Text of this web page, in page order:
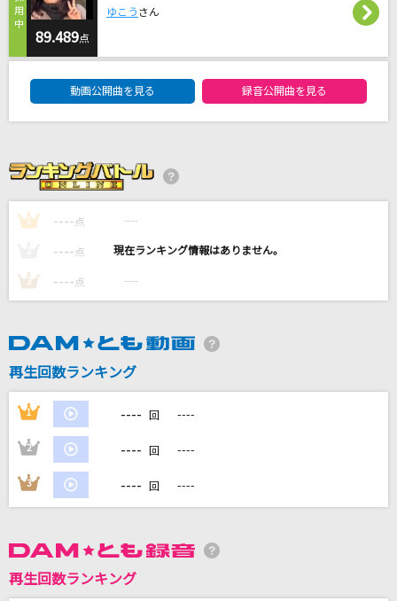
怪獣の花唄
THE D-MOTION
SixTONES
ロマンティック 浮かれモード
藤本美貴
薔薇と太陽
KinKi Kids
ライカ
世界が終るまでは…
WANDS
DAMの新曲・ランキングなど
89.489点
ゆこう さん
動画公開曲を見る 録音公開曲を見る
1 ---- 点 ----
---- 点 ----
3 ---- 点 ----
再生回数ランキング
1 ---- 回 ----
2 ---- 回 ----
3 ---- 回 ----
再生回数ランキング